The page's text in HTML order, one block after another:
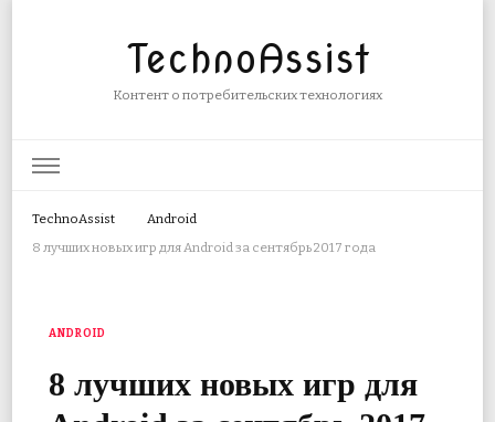
TechnoAssist
Контент о потребительских технологиях
TechnoAssist
Android
8 лучших новых игр для Android за сентябрь 2017 года
ANDROID
8 лучших новых игр для